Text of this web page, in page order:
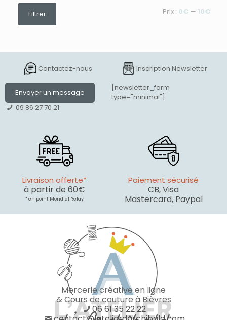
Prix
min
Prix
maxFiltrer Prix : 0€ — 10€
Contactez-nous
Envoyer un message
09 86 27 70 21
Inscription Newsletter
[newsletter_form
type="minimal"]
Livraison offerte*
à partir de 60€
* en point Mondial Relay
Paiement sécurisé
CB, Visa
Mastercard, Paypal
Mercerie créative en ligne
& Cours de couture à Bièvres
06 61 35 22 22